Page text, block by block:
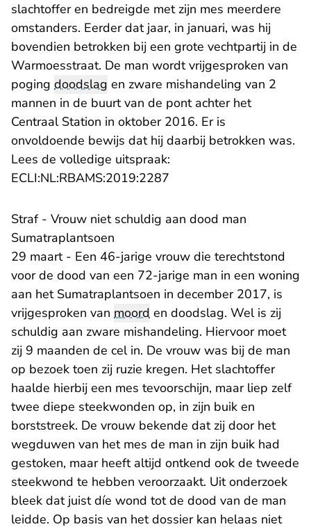
slachtoffer en bedreigde met zijn mes meerdere
omstanders. Eerder dat jaar, in januari, was hij
bovendien betrokken bij een grote vechtpartij in de
Warmoesstraat. De man wordt vrijgesproken van
poging doodslag en zware mishandeling van 2
mannen in de buurt van de pont achter het
Centraal Station in oktober 2016. Er is
onvoldoende bewijs dat hij daarbij betrokken was.
Lees de volledige uitspraak:
ECLI:NL:RBAMS:2019:2287
Straf - Vrouw niet schuldig aan dood man
Sumatraplantsoen
29 maart - Een 46-jarige vrouw die terechtstond
voor de dood van een 72-jarige man in een woning
aan het Sumatraplantsoen in december 2017, is
vrijgesproken van moord en doodslag. Wel is zij
schuldig aan zware mishandeling. Hiervoor moet
zij 9 maanden de cel in. De vrouw was bij de man
op bezoek toen zij ruzie kregen. Het slachtoffer
haalde hierbij een mes tevoorschijn, maar liep zelf
twee diepe steekwonden op, in zijn buik en
borststreek. De vrouw bekende dat zij door het
wegduwen van het mes de man in zijn buik had
gestoken, maar heeft altijd ontkend ook de tweede
steekwond te hebben veroorzaakt. Uit onderzoek
bleek dat juist díe wond tot de dood van de man
leidde. Op basis van het dossier kan helaas niet